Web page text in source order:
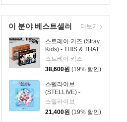
이 분야 베스트셀러
스트레이 키즈 (Stray
Kids) - THIS & THAT
[2종 SET]
스트레이 키즈
38,600원 (19% 할인)
스텔라이브
(STELLIVE) -
STELLIVE Cliche 1st
EP 「Colorful
Strokes」 - CD Ver.
스텔라이브
21,400원 (19% 할인)
더보기